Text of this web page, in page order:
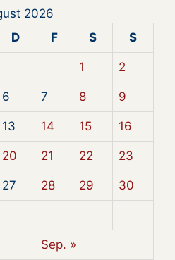
2026
D F S S
1 2
6 7 8 9
13 14 15 16
20 21 22 23
27 28 29 30
Sep. »